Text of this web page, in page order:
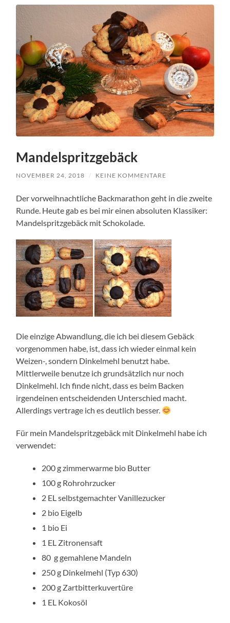
Mandelspritzgebäck
NOVEMBER 24, 2018 / KEINE KOMMENTARE
Der vorweihnachtliche Backmarathon geht in die zweite
Runde. Heute gab es bei mir einen absoluten Klassiker:
Mandelspritzgebäck mit Schokolade.
Die einzige Abwandlung, die ich bei diesem Gebäck
vorgenommen habe, ist, dass ich wieder einmal kein
Weizen-, sondern Dinkelmehl benutzt habe.
Mittlerweile benutze ich grundsätzlich nur noch
Dinkelmehl. Ich finde nicht, dass es beim Backen
irgendeinen entscheidenden Unterschied macht.
Allerdings vertrage ich es deutlich besser.
Für mein Mandelspritzgebäck mit Dinkelmehl habe ich
verwendet:
200 g zimmerwarme bio Butter
100 g Rohrohrzucker
2 EL selbstgemachter Vanillezucker
2 bio Eigelb
1 bio Ei
1 EL Zitronensaft
80 g gemahlene Mandeln
250 g Dinkelmehl (Typ 630)
200 g Zartbitterkuvertüre
1 EL Kokosöl